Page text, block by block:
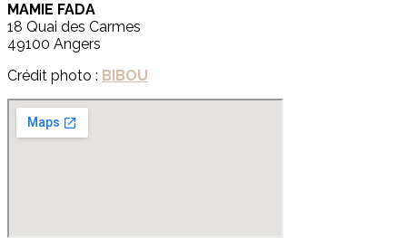
MAMIE FADA
18 Quai des Carmes
49100 Angers
Crédit photo : BIBOU